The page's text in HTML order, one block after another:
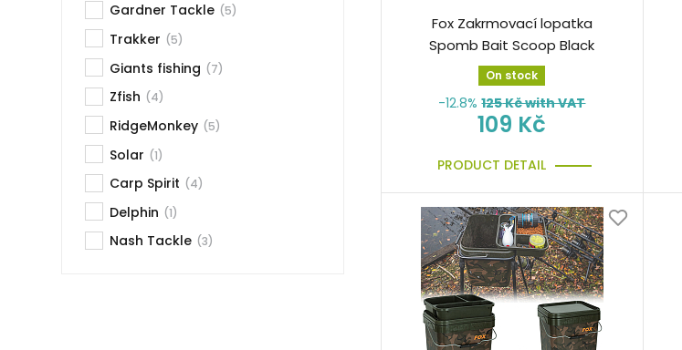
Gardner Tackle (5)
Trakker (5)
Giants fishing (7)
Zfish (4)
RidgeMonkey (5)
Solar (1)
Carp Spirit (4)
Delphin (1)
Nash Tackle (3)
Fox Zakrmovací lopatka
Spomb Bait Scoop Black
On stock
-12.8% 125Kč with VAT
109 Kč
PRODUCT DETAIL